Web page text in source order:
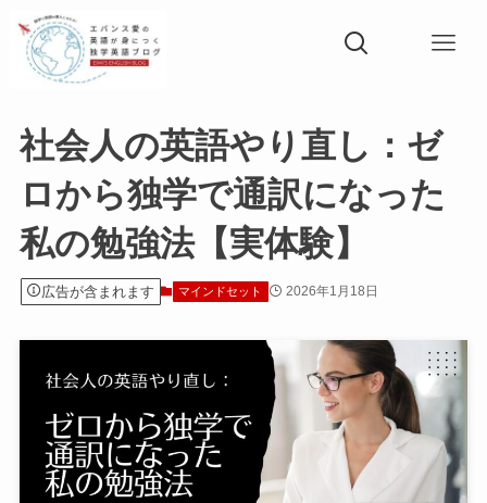
社会人の英語やり直し：ゼ
ロから独学で通訳になった
私の勉強法【実体験】
広告が含まれます マインドセット 2026年1月18日